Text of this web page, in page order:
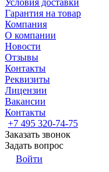
Условия доставки
Гарантия на товар
Компания
О компании
Новости
Отзывы
Контакты
Реквизиты
Лицензии
Вакансии
Контакты
+7 495 320-74-75
Заказать звонок
Задать вопрос
Войти